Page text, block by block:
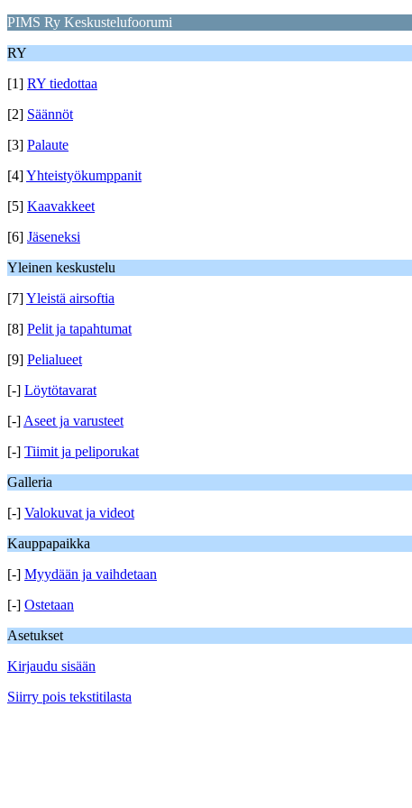
PIMS Ry Keskustelufoorumi
RY
[1] RY tiedottaa
[2] Säännöt
[3] Palaute
[4]Yhteistyökumppanit
[5] Kaavakkeet
[6] Jäseneksi
Yleinen keskustelu
[7]Yleistä airsoftia
[8] Pelit ja tapahtumat
[9] Pelialueet
[-] Löytötavarat
[-] Aseet ja varusteet
[-] Tiimit ja peliporukat
Galleria
[-] Valokuvat ja videot
Kauppapaikka
[-] Myydään ja vaihdetaan
[-] Ostetaan
Asetukset
Kirjaudu sisään
Siirry pois tekstitilasta